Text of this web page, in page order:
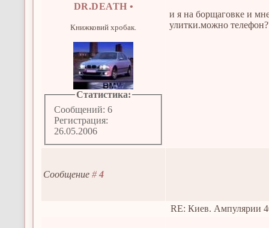
DR.DEATH •
Книжковий хробак.
Статистика:
Сообщений: 6
Регистрация:
26.05.2006
и я на борщаговке и
улитки.можно
Сообщение#4
RE: Киев. Ампулярии